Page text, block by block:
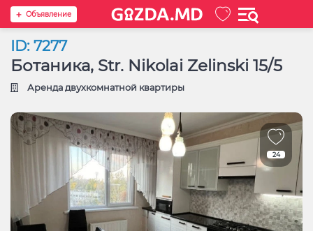
Oбъявление
ID: 7277
Ботаника, Str. Nikolai Zelinski 15/5
Аренда двухкомнатной квартиры
24